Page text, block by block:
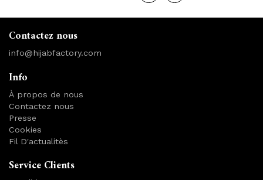
Contactez nous
info@hijabfactory.com
Info
À propos de nous
Contactez nous
Presse
Cookies
Fil D'actualitès
Service Clients